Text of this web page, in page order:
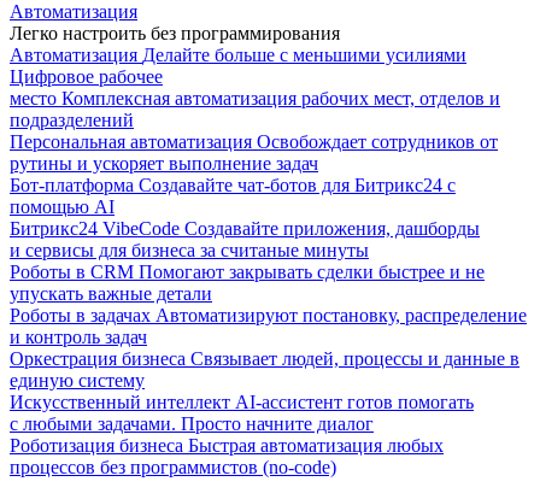
Автоматизация
Легко настроить без программирования
Автоматизация Делайте больше с меньшими усилиями
Цифровое рабочее
место Комплексная автоматизация рабочих мест, отделов и
подразделений
Персональная автоматизация Освобождает сотрудников от
рутины и ускоряет выполнение задач
Бот-платформа Создавайте чат-ботов для Битрикс24 с
помощью AI
Битрикс24 VibeCode Создавайте приложения, дашборды
и сервисы для бизнеса за считаные минуты
Роботы в CRM Помогают закрывать сделки быстрее и не
упускать важные детали
Роботы в задачах Автоматизируют постановку, распределение
и контроль задач
Оркестрация бизнеса Связывает людей, процессы и данные в
единую систему
Искусственный интеллект AI-ассистент готов помогать
с любыми задачами. Просто начните диалог
Роботизация бизнеса Быстрая автоматизация любых
процессов без программистов (no-code)